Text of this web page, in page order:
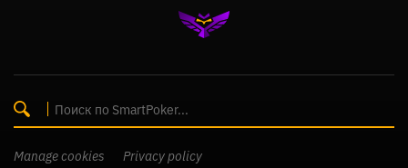
Manage cookies Privacy policy